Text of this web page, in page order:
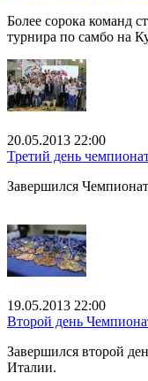
Более сорока команд
турнира по самбо на
20.05.2013 22:00
Третий день
Завершился
19.05.2013 22:00
Второй день
Завершился второй
Италии.